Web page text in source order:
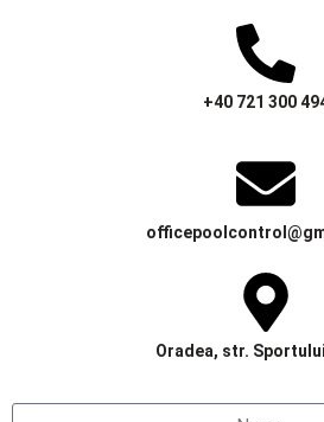
+40 721 300
Oradea, str.